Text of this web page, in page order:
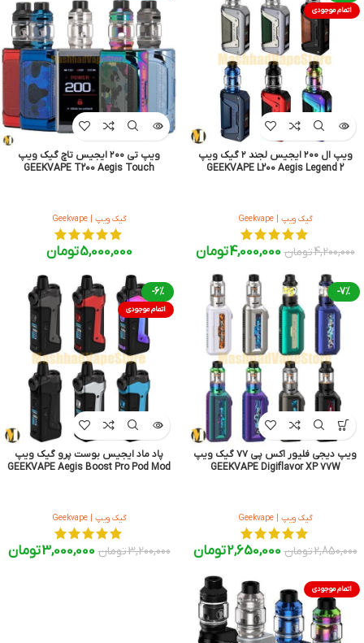
اتمام موجودی
ویپ ال ۲۰۰ ایجیس لجند ۲ گیک ویپ
GEEKVAPE L200 Aegis Legend 2
گیک ویپ | Geekvape
4,200,000تومان 4,000,000تومان
ویپ تی ۲۰۰ ایجیس تاچ گیک ویپ
GEEKVAPE T200 Aegis Touch
گیک ویپ | Geekvape
5,000,000تومان
-7%
ویپ دیجی فلیور اکس پی ۷۷ گیک ویپ
GEEKVAPE Digiflavor XP 77W
گیک ویپ | Geekvape
2,850,000تومان 2,650,000تومان
-6%
اتمام موجودی
پاد ماد ایجیس بوست پرو گیک ویپ
GEEKVAPE Aegis Boost Pro Pod Mod
گیک ویپ | Geekvape
3,200,000تومان 3,000,000تومان
اتمام موجودی